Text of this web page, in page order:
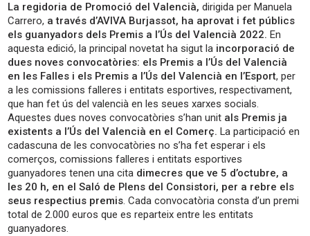
La regidoria de Promoció del Valencià, dirigida per Manuela
Carrero, a través d’AVIVA Burjassot, ha aprovat i fet públics
els guanyadors dels Premis a l’Ús del Valencià 2022. En
aquesta edició, la principal novetat ha sigut la incorporació de
dues noves convocatòries: els Premis a l’Ús del Valencià
en les Falles i els Premis a l’Ús del Valencià en l’Esport, per
a les comissions falleres i entitats esportives, respectivament,
que han fet ús del valencià en les seues xarxes socials.
Aquestes dues noves convocatòries s’han unit als Premis ja
existents a l’Ús del Valencià en el Comerç. La participació en
cadascuna de les convocatòries no s’ha fet esperar i els
comerços, comissions falleres i entitats esportives
guanyadores tenen una cita dimecres que ve 5 d’octubre, a
les 20 h, en el Saló de Plens del Consistori, per a rebre els
seus respectius premis. Cada convocatòria consta d’un premi
total de 2.000 euros que es reparteix entre les entitats
guanyadores.